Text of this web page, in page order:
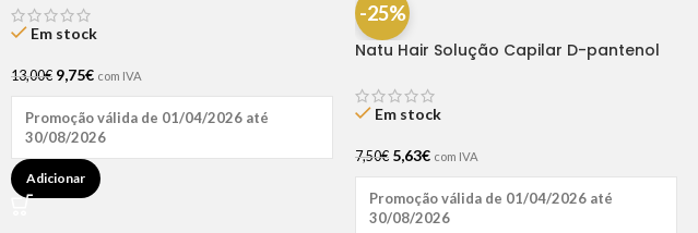
Em stock
13,00€ 9,75€ com IVA
Promoção válida de 01/04/2026 até
30/08/2026
Adicionar
-25%
Natu Hair Solução Capilar D-pantenol
Em stock
7,50€ 5,63€ com IVA
Promoção válida de 01/04/2026 até
30/08/2026